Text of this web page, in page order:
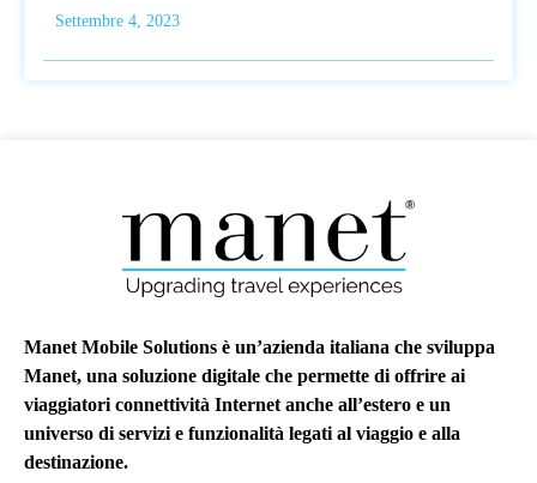
Settembre 4, 2023
Manet Mobile Solutions è un’azienda italiana che sviluppa
Manet, una soluzione digitale che permette di offrire ai
viaggiatori connettività Internet anche all’estero e un
universo di servizi e funzionalità legati al viaggio e alla
destinazione.